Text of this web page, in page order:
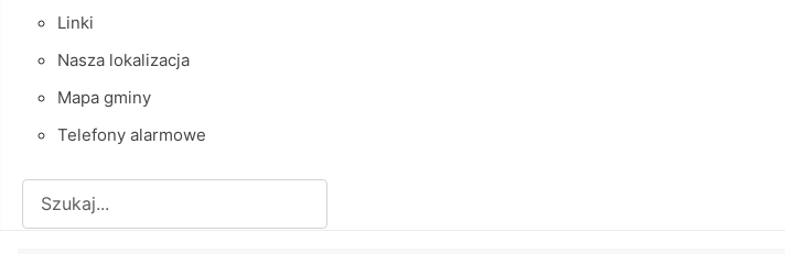
Linki
Nasza lokalizacja
Mapa gminy
Telefony alarmowe